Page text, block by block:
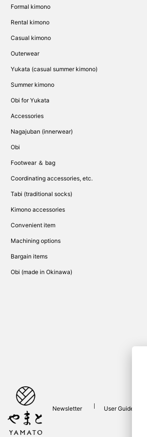
Formal kimono
Rental kimono
Casual kimono
Outerwear
Yukata (casual summer kimono)
Summer kimono
Obi for Yukata
Accessories
Nagajuban (innerwear)
Obi
Footwear ＆ bag
Coordinating accessories, etc.
Tabi (traditional socks)
Kimono accessories
Convenient item
Machining options
Bargain items
Obi (made in Okinawa)
Newsletter User Guide